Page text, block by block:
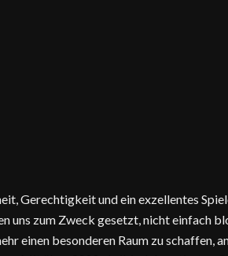
Gerechtigkeit und ein exzellentes
uns zum Zweck gesetzt, nicht einfach
einen besonderen Raum zu schaffen,